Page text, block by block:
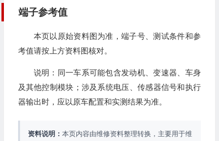
端子参考值
本页以原始资料图为准，端子号、测试条件和参
考值请按上方资料图核对。
说明：同一车系可能包含发动机、变速器、车身
及其他控制模块；涉及系统电压、传感器信号和执行
器输出时，应以原车配置和实测结果为准。
资料说明： 本页内容由维修资料整理转换，主要用于维